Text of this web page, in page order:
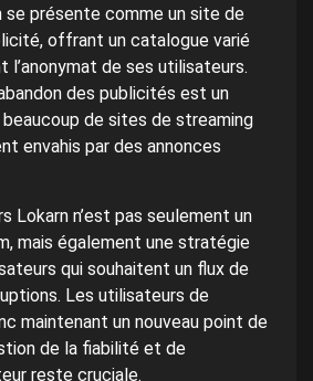
se présente comme un site de
offrant un catalogue varié
l’anonymat de ses utilisateurs.
des publicités est un
de sites de streaming
envahis par des annonces
Lokarn n’est pas seulement un
mais également une stratégie
qui souhaitent un flux de
Les utilisateurs de
maintenant un nouveau point de
de la fiabilité et de
reste cruciale.